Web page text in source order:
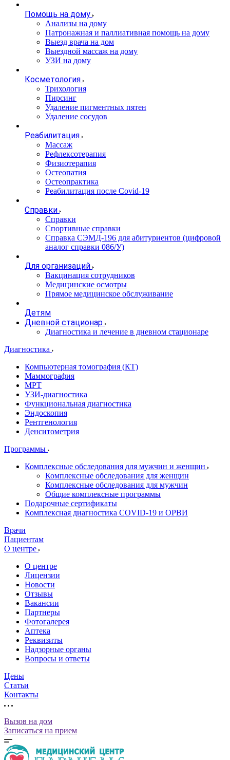
Помощь на дому
Анализы на дому
Патронажная и паллиативная помощь на дому
Выезд врача на дом
Выездной массаж на дому
УЗИ на дому
Косметология
Трихология
Пирсинг
Удаление пигментных пятен
Удаление сосудов
Реабилитация
Массаж
Рефлексотерапия
Физиотерапия
Остеопатия
Остеопрактика
Реабилитация после Covid-19
Справки
Справки
Спортивные справки
Справка СЭМД‑196 для абитуриентов (цифровой
аналог справки 086/У)
Для организаций
Вакцинация сотрудников
Медицинские осмотры
Прямое медицинское обслуживание
Детям
Дневной стационар
Диагностика и лечение в дневном стационаре
Диагностика
Компьютерная томография (КТ)
Маммография
МРТ
УЗИ-диагностика
Функциональная диагностика
Эндоскопия
Рентгенология
Денситометрия
Программы
Комплексные обследования для мужчин и женщин
Комплексные обследования для женщин
Комплексные обследования для мужчин
Общие комплексные программы
Подарочные сертификаты
Комплексная диагностика COVID-19 и ОРВИ
Врачи
Пациентам
О центре
О центре
Лицензии
Новости
Отзывы
Вакансии
Партнеры
Фотогалерея
Аптека
Реквизиты
Надзорные органы
Вопросы и ответы
Цены
Статьи
Контакты
Вызов на дом
Записаться на прием